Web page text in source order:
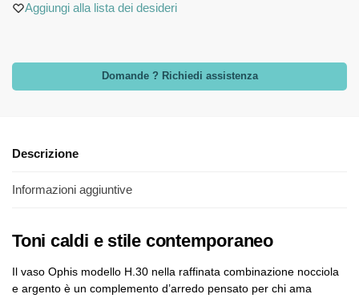
Aggiungi alla lista dei desideri
Domande ? Richiedi assistenza
Descrizione
Informazioni aggiuntive
Toni caldi e stile contemporaneo
Il vaso Ophis modello H.30 nella raffinata combinazione nocciola
e argento è un complemento d’arredo pensato per chi ama